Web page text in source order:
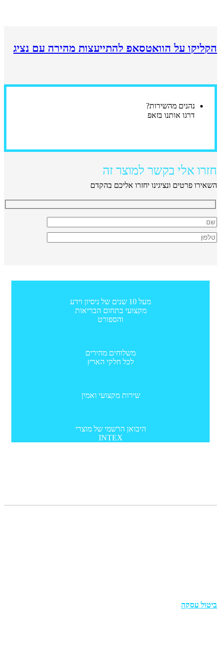
הקליקו על הוואטסאפ להתייעצות מהירה עם נציג
נהנים מהשירות?
דרגו אותנו בזאפ
חזרו אלי בקשר למוצר זה
השאירו פרטים ונציגינו יחזרו אליכם בהקדם
מעל 10 שנים של ניסיון וידע
מקצועי בתחום הבריאות
והספורט
משלוחים מהירים
לכל חלקי הארץ
שירות מקצועי ואמין
היבואן הרשמי של מוצרי
INTEX
ביטול עסקה